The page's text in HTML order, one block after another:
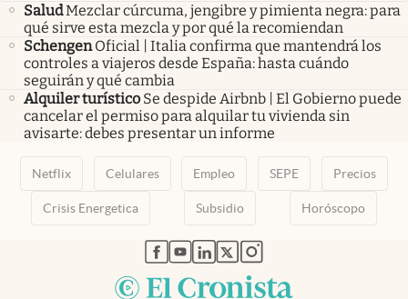
SaludMezclar cúrcuma, jengibre y pimienta negra: para
qué sirve esta mezcla y por qué la recomiendan
Schengen Oficial | Italia confirma que mantendrá los
controles a viajeros desde España: hasta cuándo
seguirán y qué cambia
Alquiler turístico Se despide Airbnb | El Gobierno puede
cancelar el permiso para alquilar tu vivienda sin
avisarte: debes presentar un informe
Netflix Celulares Empleo SEPE Precios
Crisis Energetica Subsidio Horóscopo
abre en nueva pestaña
abre en nueva pestaña
abre en nueva pestaña
abre en nueva pestaña
abre en nueva pestaña